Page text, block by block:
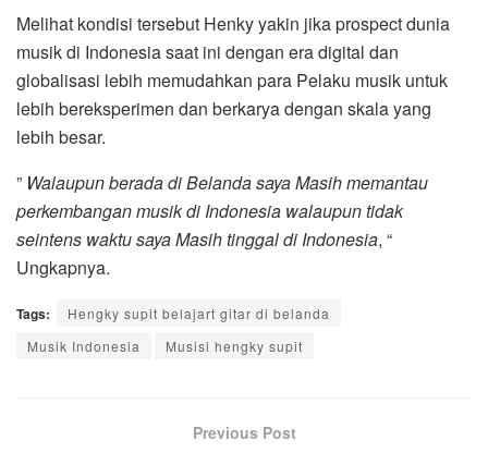
Melihat kondisi tersebut Henky yakin jika prospect dunia
musik di Indonesia saat ini dengan era digital dan
globalisasi lebih memudahkan para Pelaku musik untuk
lebih bereksperimen dan berkarya dengan skala yang
lebih besar.
” Walaupun berada di Belanda saya Masih memantau
perkembangan musik di Indonesia walaupun tidak
seintens waktu saya Masih tinggal di Indonesia, “
Ungkapnya.
Tags:
Hengky supit belajart gitar di belanda
Musik Indonesia
Musisi hengky supit
Previous Post